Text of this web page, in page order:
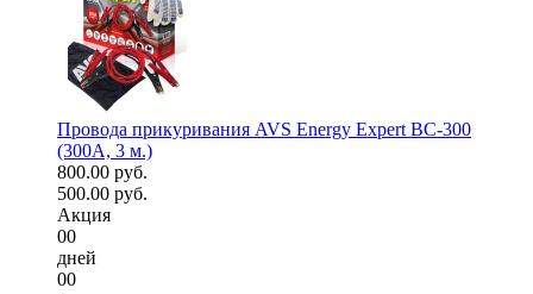
Провода прикуривания AVS Energy Expert BC-300
(300А, 3 м.)
800.00 руб.
500.00 руб.
Акция
00
дней
00